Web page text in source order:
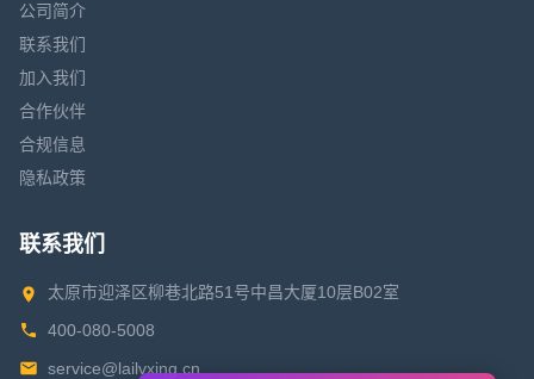
公司简介
联系我们
加入我们
合作伙伴
合规信息
隐私政策
联系我们
太原市迎泽区柳巷北路51号中昌大厦10层B02室
400-080-5008
service@lailvxing.cn